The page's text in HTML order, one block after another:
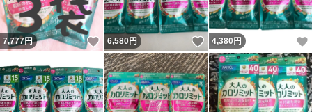
7,777円 いいね！
6,580円 いいね！
4,380 円